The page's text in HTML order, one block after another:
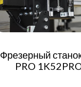
Фрезерный
PRO